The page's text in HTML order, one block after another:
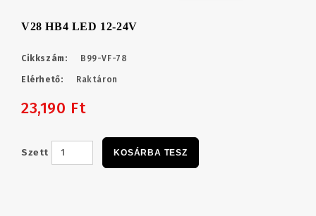
V28 HB4 LED 12-24V
Cikkszám: B99-VF-78
Elérhető: Raktáron
23,190 Ft
Szett KOSÁRBA TESZ